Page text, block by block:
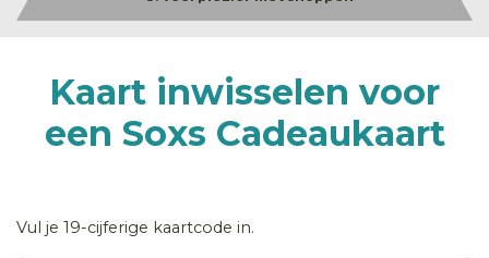
Kaart inwisselen voor
een Soxs Cadeaukaart
Vul je 19-cijferige kaartcode in.